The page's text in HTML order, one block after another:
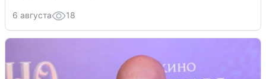
6 августа 18